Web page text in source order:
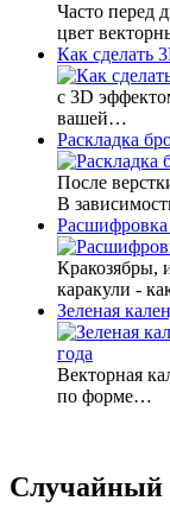
Часто перед
цвет
Как сделать
с 3D
вашей…
Раскладка
После
В
Расшифровка
Кракозябры,
каракули -
Зеленая
Векторная
по форме…
Случайный